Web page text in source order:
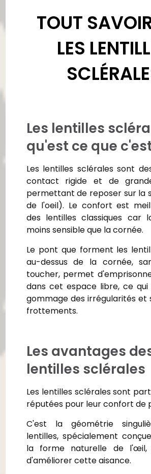
TOUT
LES
Les lentilles
qu'est ce que
Les lentilles sclérales sont
contact rigide et de
permettant de reposer sur la
de l'oeil). Le confort est
des lentilles classiques car
moins sensible que la cornée.
Le pont que forment les
au-dessus de la cornée,
toucher, permet
dans cet espace libre, ce
gommage des irrégularités et
frottements.
Les avantages
lentilles sclérales
Les lentilles sclérales sont
réputées pour leur confort de
C'est la géométrie
lentilles, spécialement
la forme naturelle de l'œil,
d'améliorer cette aisance.